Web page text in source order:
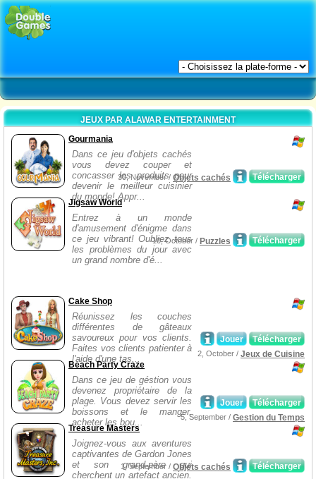
JEUX PAR ALAWAR ENTERTAINMENT
Gourmania
Dans ce jeu d'objets cachés
vous devez couper et
concasser les produits pour
devenir le meilleur cuisinier
du monde! Appr...
Télécharger
30, November / Objets cachés
Jigsaw World
Entrez à un monde
d'amusement d'énigme dans
ce jeu vibrant! Oubliez tous
les problèmes du jour avec
un grand nombre d'é...
Télécharger
10, October / Puzzles
Cake Shop
Réunissez les couches
différentes de gâteaux
savoureux pour vos clients.
Faites vos clients patienter à
l'aide d'une tas...
Télécharger
Jouer
2, October / Jeux de Cuisine
Beach Party Craze
Dans ce jeu de géstion vous
devenez propriétaire de la
plage. Vous devez servir les
boissons et le manger,
acheter les bou...
Télécharger
Jouer
5, September / Gestion du Temps
Treasure Masters
Joignez-vous aux aventures
captivantes de Gardon Jones
et son grand-père qui
cherchent un artefact ancien.
Télécharger
1, September / Objets cachés